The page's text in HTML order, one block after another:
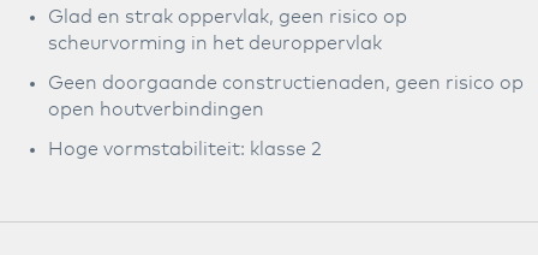
Glad en strak oppervlak, geen risico op
scheurvorming in het deuroppervlak
Geen doorgaande constructienaden, geen risico op
open houtverbindingen
Hoge vormstabiliteit: klasse 2